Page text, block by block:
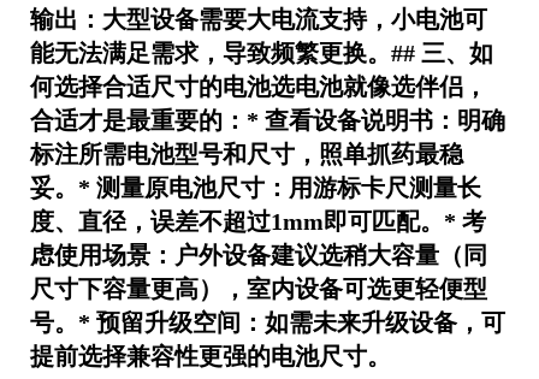
输出 ：大型设备需要大电流支持，小电池可
能无法满足需求，导致频繁更换。## 三、如
何选择合适尺寸的电池选电池就像选伴侣，
合适才是最重要的：* 查看设备说明书 ：明确
标注所需电池型号和尺寸，照单抓药最稳
妥。* 测量原电池尺寸 ：用游标卡尺测量长
度、直径，误差不超过1mm即可匹配。* 考
虑使用场景 ：户外设备建议选稍大容量（同
尺寸下容量更高），室内设备可选更轻便型
号。* 预留升级空间 ：如需未来升级设备，可
提前选择兼容性更强的电池尺寸。